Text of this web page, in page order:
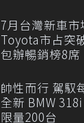
7月台灣新車市
Toyota市占突
包辦暢銷榜8席
帥性而行 駕馭
全新 BMW
限量200台